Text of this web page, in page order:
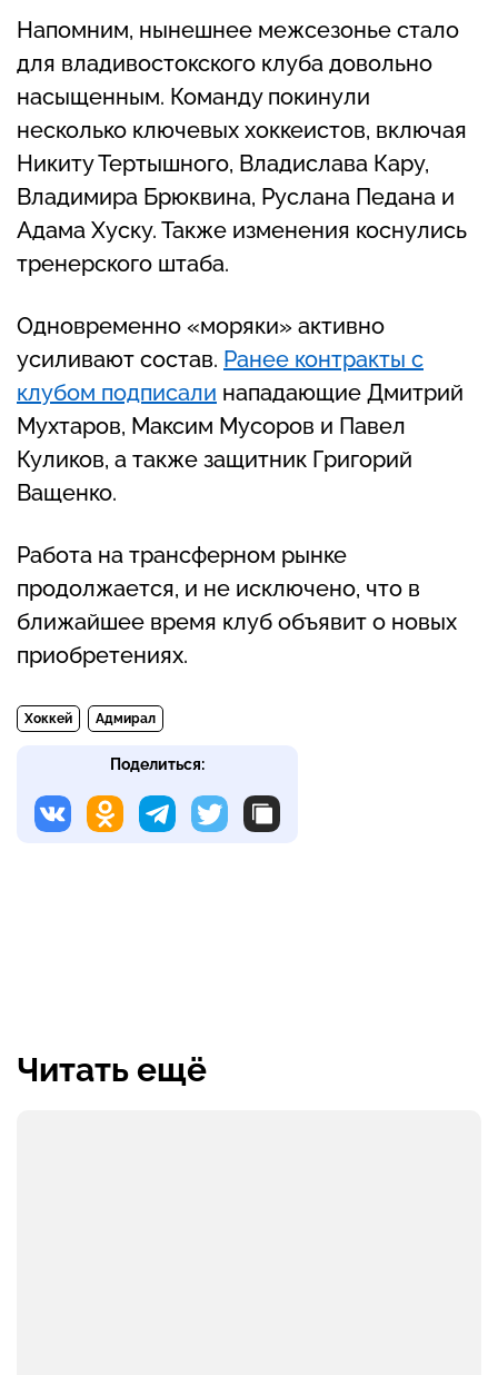
Напомним, нынешнее межсезонье стало
для владивостокского клуба довольно
насыщенным. Команду покинули
несколько ключевых хоккеистов, включая
Никиту Тертышного, Владислава Кару,
Владимира Брюквина, Руслана Педана и
Адама Хуску. Также изменения коснулись
тренерского штаба.
Одновременно «моряки» активно
усиливают состав. Ранее контракты с
клубом подписали нападающие Дмитрий
Мухтаров, Максим Мусоров и Павел
Куликов, а также защитник Григорий
Ващенко.
Работа на трансферном рынке
продолжается, и не исключено, что в
ближайшее время клуб объявит о новых
приобретениях.
Хоккей Адмирал
Поделиться:
Читать ещё